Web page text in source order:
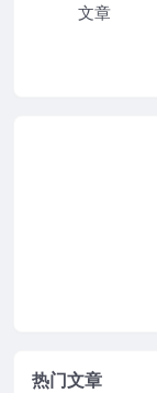
文章
热门文章